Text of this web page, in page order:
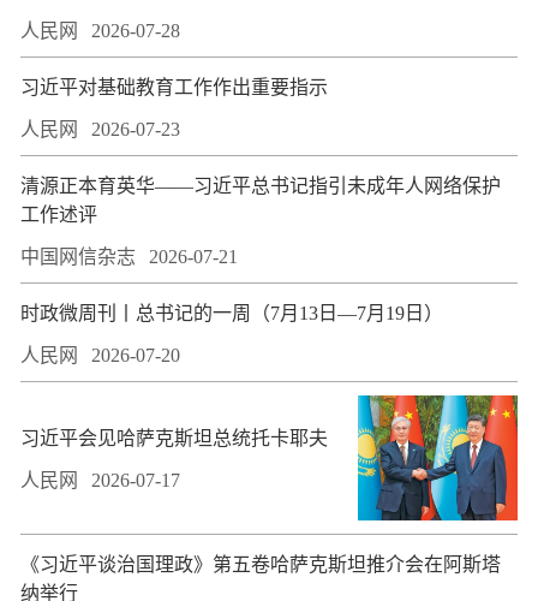
人民网 2026-07-28
习近平对基础教育工作作出重要指示
人民网 2026-07-23
​清源正本育英华——习近平总书记指引未成年人网络保护
工作述评
中国网信杂志 2026-07-21
时政微周刊丨总书记的一周（7月13日—7月19日）
人民网 2026-07-20
习近平会见哈萨克斯坦总统托卡耶夫
人民网 2026-07-17
​《习近平谈治国理政》第五卷哈萨克斯坦推介会在阿斯塔
纳举行